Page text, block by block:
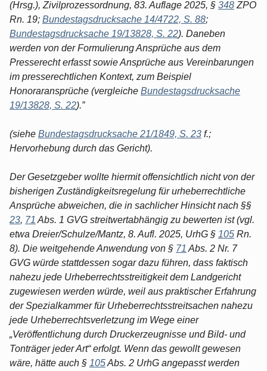
(Hrsg.), Zivilprozessordnung, 83. Auflage 2025, § 348 ZPO
Rn. 19; Bundestagsdrucksache 14/4722, S. 88;
Bundestagsdrucksache 19/13828, S. 22). Daneben
werden von der Formulierung Ansprüche aus dem
Presserecht erfasst sowie Ansprüche aus Vereinbarungen
im presserechtlichen Kontext, zum Beispiel
Honoraransprüche (vergleiche Bundestagsdrucksache
19/13828, S. 22).”
(siehe Bundestagsdrucksache 21/1849, S. 23 f.;
Hervorhebung durch das Gericht).
Der Gesetzgeber wollte hiermit offensichtlich nicht von der
bisherigen Zuständigkeitsregelung für urheberrechtliche
Ansprüche abweichen, die in sachlicher Hinsicht nach §§
23, 71 Abs. 1 GVG streitwertabhängig zu bewerten ist (vgl.
etwa Dreier/Schulze/Mantz, 8. Aufl. 2025, UrhG § 105 Rn.
8). Die weitgehende Anwendung von § 71 Abs. 2 Nr. 7
GVG würde stattdessen sogar dazu führen, dass faktisch
nahezu jede Urheberrechtsstreitigkeit dem Landgericht
zugewiesen werden würde, weil aus praktischer Erfahrung
der Spezialkammer für Urheberrechtsstreitsachen nahezu
jede Urheberrechtsverletzung im Wege einer
„Veröffentlichung durch Druckerzeugnisse und Bild- und
Tonträger jeder Art“ erfolgt. Wenn das gewollt gewesen
wäre, hätte auch § 105Abs. 2 UrhG angepasst werden